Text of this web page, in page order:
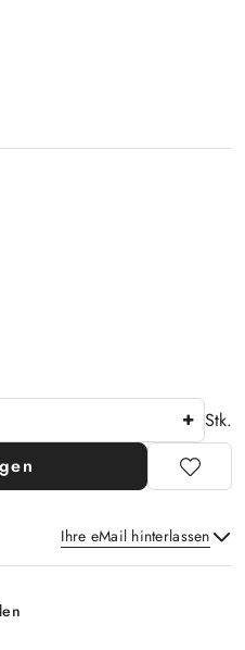
Stk.
Ihre eMail hinterlassen